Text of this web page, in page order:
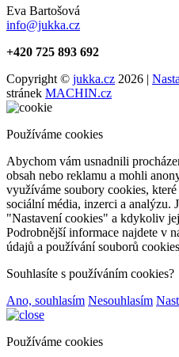
Eva Bartošová
info@jukka.cz
+420 725 893 692
Copyright © jukka.cz 2026 |
stránek MACHIN.cz
Používáme cookies
Abychom vám usnadnili
obsah nebo reklamu a mohli
využíváme soubory cookies,
sociální média, inzerci a analýzu.
"Nastavení cookies" a kdykoliv
Podrobnější informace najdete v
údajů a používání souborů
Souhlasíte s používáním cookies?
Ano, souhlasím Nesouhlasím
Používáme cookies